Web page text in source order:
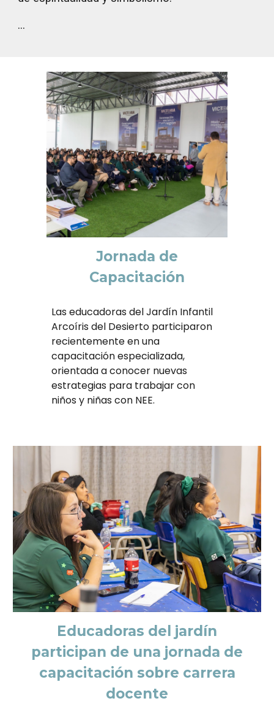
...
Jornada de
Capacitación
Las educadoras del Jardín Infantil
Arcoíris del Desierto participaron
recientemente en una
capacitación especializada,
orientada a conocer nuevas
estrategias para trabajar con
niños y niñas con NEE.
Educadoras del jardín
participan de una jornada de
capacitación sobre carrera
docente